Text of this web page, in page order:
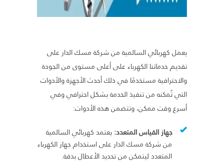
يعمل كهربائي السالمية من شركة مسك الدار على
تقديم خدماتنا الكهرباء على أعلى مستوى من الجودة
والاحترافية مستخدمًا في ذلك أحدث الأجهزة والأدوات
التي تُمكنه من تنفيذ الخدمة بشكل احترافي وفي
أسرع وقت ممكن، وتتضمن هذه الأدوات:
جهاز القياس المتعدد:يعتمد كهربائي السالمية
من شركة مسك الدار على استخدام جهاز الكهرباء
المتعدد ليتمكن من تحديد الأعطال بدقة.